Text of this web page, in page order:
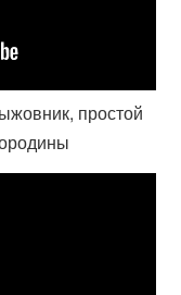
простой